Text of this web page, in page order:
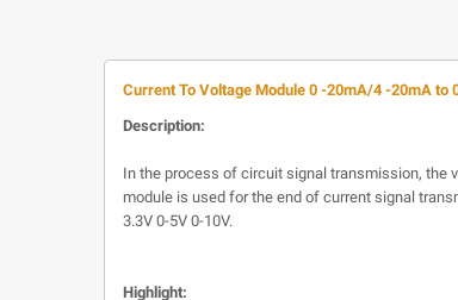
Current To Voltage Module 0 -20mA/4 -20mA
Description:
In the process of circuit signal transmission, the
module is used for the end of current signal
3.3V 0-5V 0-10V.
Highlight: